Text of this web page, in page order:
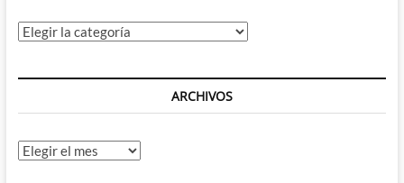
Categorías
ARCHIVOS
Archivos